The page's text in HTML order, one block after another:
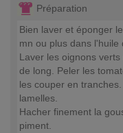
Préparation
Bien laver et éponger
mn ou plus dans
Laver les oignons
de long. Peler les
les couper en
lamelles.
Hacher finement la
piment.